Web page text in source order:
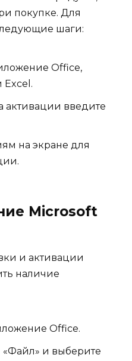
покупке. Для
шаги:
Office,
активации введите
на экране для
Microsoft
и активации
наличие
Office.
и выберите